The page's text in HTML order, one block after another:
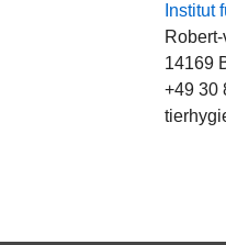
Institut
14169
+49 30